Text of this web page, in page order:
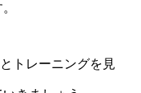
トレーニングを見